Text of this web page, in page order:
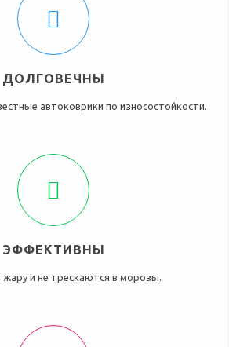
ДОЛГОВЕЧНЫ
автоковрики по износостойкости.
ЭФФЕКТИВНЫ
жару и не трескаются в морозы.